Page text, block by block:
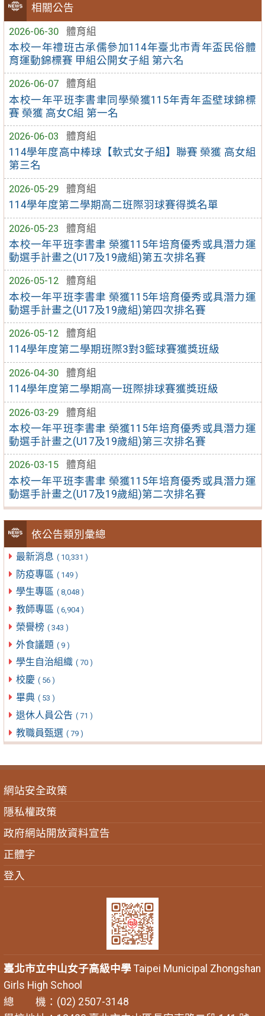
相關公告
2026-06-30
體育組
本校一年禮班古承儒參加114年臺北市青年盃民俗體
育運動錦標賽 甲組公開女子組 第六名
2026-06-07
體育組
本校一年平班李書聿同學榮獲115年青年盃壁球錦標
賽 榮獲 高女C組 第一名
2026-06-03
體育組
114學年度高中棒球【軟式女子組】聯賽 榮獲 高女組
第三名
2026-05-29
體育組
114學年度第二學期高二班際羽球賽得獎名單
2026-05-23
體育組
本校一年平班李書聿 榮獲115年培育優秀或具潛力運
動選手計畫之(U17及19歲組)第五次排名賽
2026-05-12
體育組
本校一年平班李書聿 榮獲115年培育優秀或具潛力運
動選手計畫之(U17及19歲組)第四次排名賽
2026-05-12
體育組
114學年度第二學期班際3對3籃球賽獲獎班級
2026-04-30
體育組
114學年度第二學期高一班際排球賽獲獎班級
2026-03-29
體育組
本校一年平班李書聿 榮獲115年培育優秀或具潛力運
動選手計畫之(U17及19歲組)第三次排名賽
2026-03-15
體育組
本校一年平班李書聿 榮獲115年培育優秀或具潛力運
動選手計畫之(U17及19歲組)第二次排名賽
依公告類別彙總
最新消息 ( 10,331 )
防疫專區 ( 149 )
學生專區 ( 8,048 )
教師專區 ( 6,904 )
榮譽榜 ( 343 )
外食議題 ( 9 )
學生自治組織 ( 70 )
校慶 ( 56 )
畢典 ( 53 )
退休人員公告 ( 71 )
教職員甄選 ( 79 )
網站安全政策
隱私權政策
政府網站開放資料宣告
正體字
登入
臺北市立中山女子高級中學Taipei Municipal Zhongshan
Girls High School
總 機：(02) 2507-3148